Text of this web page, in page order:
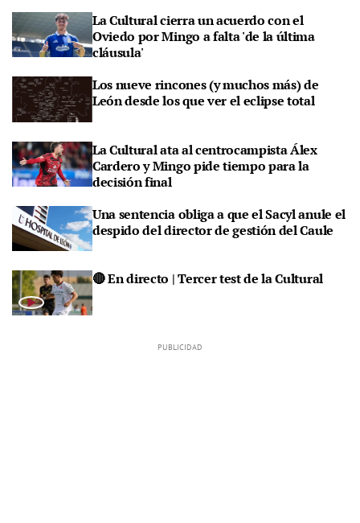
La Cultural cierra un acuerdo con el
Oviedo por Mingo a falta 'de la última
cláusula'
Los nueve rincones (y muchos más) de
León desde los que ver el eclipse total
La Cultural ata al centrocampista Álex
Cardero y Mingo pide tiempo para la
decisión final
Una sentencia obliga a que el Sacyl anule el
despido del director de gestión del Caule
🔴 En directo | Tercer test de la Cultural